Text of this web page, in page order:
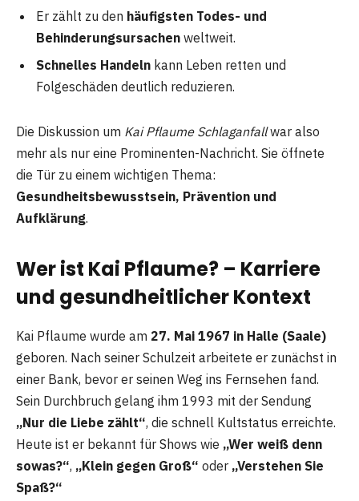
Er zählt zu den häufigsten Todes- und
Behinderungsursachen weltweit.
Schnelles Handeln kann Leben retten und
Folgeschäden deutlich reduzieren.
Die Diskussion um Kai Pflaume Schlaganfallwar also
mehr als nur eine Prominenten-Nachricht. Sie öffnete
die Tür zu einem wichtigen Thema:
Gesundheitsbewusstsein, Prävention und
Aufklärung.
Wer ist Kai Pflaume? – Karriere
und gesundheitlicher Kontext
Kai Pflaume wurde am 27. Mai 1967 in Halle (Saale)
geboren. Nach seiner Schulzeit arbeitete er zunächst in
einer Bank, bevor er seinen Weg ins Fernsehen fand.
Sein Durchbruch gelang ihm 1993 mit der Sendung
„Nur die Liebe zählt“, die schnell Kultstatus erreichte.
Heute ist er bekannt für Shows wie „Wer weiß denn
sowas?“, „Klein gegen Groß“ oder „Verstehen Sie
Spaß?“